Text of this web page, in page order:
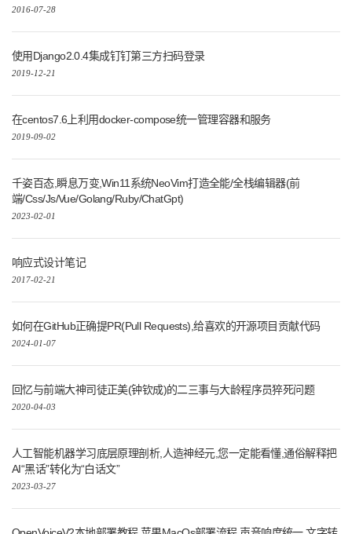
2016-07-28
使用Django2.0.4集成钉钉第三方扫码登录
2019-12-21
在centos7.6上利用docker-compose统一管理容器和服务
2019-09-02
千姿百态,瞬息万变,Win11系统NeoVim打造全能/全栈编辑器(前
端/Css/Js/Vue/Golang/Ruby/ChatGpt)
2023-02-01
响应式设计笔记
2017-02-21
如何在GitHub正确提PR(Pull Requests),给喜欢的开源项目贡献代码
2024-01-07
回忆与前端大神司徒正美(钟钦成)的二三事与大龄程序员猝死问题
2020-04-03
人工智能机器学习底层原理剖析,人造神经元,您一定能看懂,通俗解释把
AI“黑话”转化为“白话文”
2023-03-27